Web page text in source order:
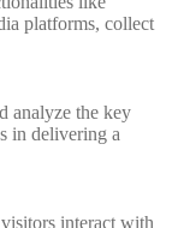
platforms, collect
analyze the key
in delivering a
interact with